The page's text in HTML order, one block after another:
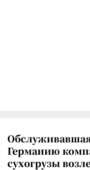
Германию
сухогрузы